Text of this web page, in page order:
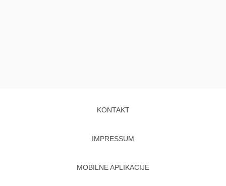
KONTAKT
IMPRESSUM
MOBILNE APLIKACIJE